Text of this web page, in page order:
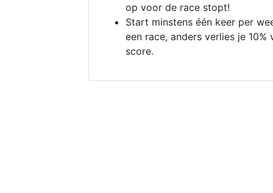
op voor de race stopt!
Start minstens één keer per
een race, anders verlies je 10%
score.